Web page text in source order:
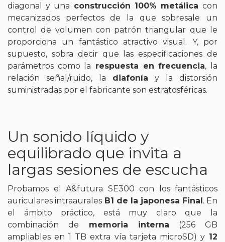
diagonal y una construcción 100% metálica con
mecanizados perfectos de la que sobresale un
control de volumen con patrón triangular que le
proporciona un fantástico atractivo visual. Y, por
supuesto, sobra decir que las especificaciones de
parámetros como la respuesta en frecuencia, la
relación señal/ruido, la diafoníay la distorsión
suministradas por el fabricante son estratosféricas.
Un sonido líquido y
equilibrado que invita a
largas sesiones de escucha
Probamos el A&futura SE300 con los fantásticos
auriculares intraaurales B1 de la japonesa Final. En
el ámbito práctico, está muy claro que la
combinación de memoria interna (256 GB
ampliables en 1 TB extra vía tarjeta microSD) y12